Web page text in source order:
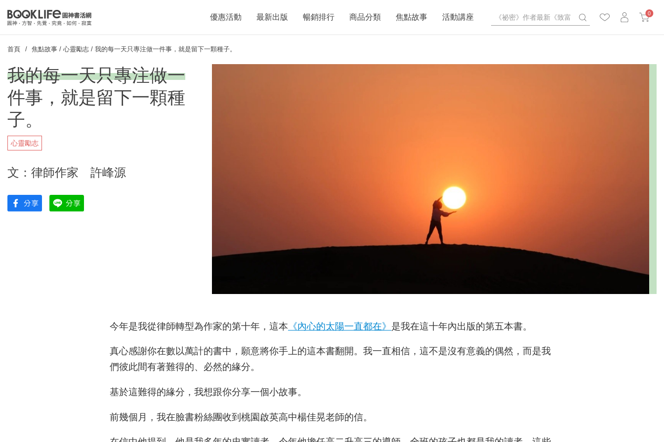
0
優惠活動 最新出版 暢銷排行 商品分類 焦點故事 活動講座
首頁 焦點故事 / 心靈勵志 / 我的每一天只專注做一件事，就是留下一顆種子。
我的每一天只專注做一
件事，就是留下一顆種
子。
心靈勵志
文：律師作家 許峰源
今年是我從律師轉型為作家的第十年，這本 《內心的太陽一直都在》 是我在這十年內出版的第五本書。
真心感謝你在數以萬計的書中，願意將你手上的這本書翻開。我一直相信，這不是沒有意義的偶然，而是我
們彼此間有著難得的、必然的緣分。
基於這難得的緣分，我想跟你分享一個小故事。
前幾個月，我在臉書粉絲團收到桃園啟英高中楊佳晃老師的信。